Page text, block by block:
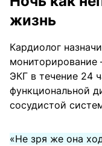
жизнь
Кардиолог
мониторирование
ЭКГ в течение 24
функциональной
сосудистой
«Не зря же она